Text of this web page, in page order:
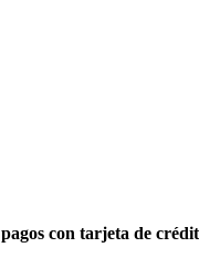
pagos con tarjeta de